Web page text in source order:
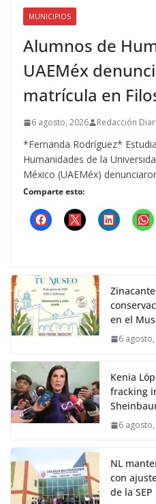
MUNICIPIOS
Alumnos de
UAEMéx
matrícula en
6 agosto, 2026 Redacción
*Fernanda Rodríguez*
Humanidades de la
México (UAEMéx)
Comparte esto:
en el
6
Kenia
fracking
6
NL
con
de la SEP